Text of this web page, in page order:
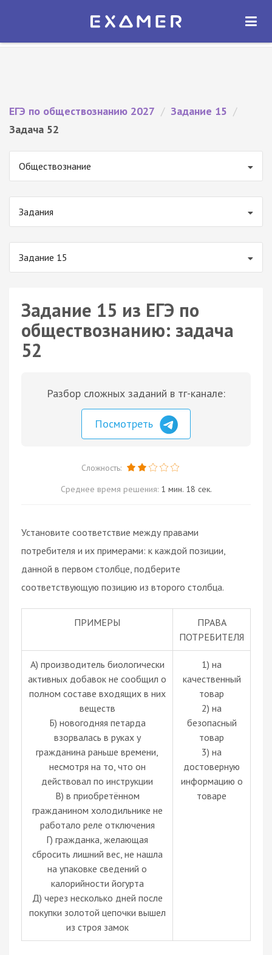
Экзамер — ЕГЭ 2027
ОТКРЫТЬ
ЕГЭ по обществознанию 2027 / Задание 15 /
Задача 52
Обществознание
Задания
Задание 15
Задание 15 из ЕГЭ по
обществознанию: задача
52
Разбор сложных заданий в тг-канале:
Посмотреть
Сложность:
Среднее время решения: 1 мин. 18 сек.
Установите соответствие между правами
потребителя и их примерами: к каждой позиции,
данной в первом столбце, подберите
соответствующую позицию из второго столбца.
ПРИМЕРЫ
ПРАВА
ПОТРЕБИТЕЛЯ
А) производитель биологически
активных добавок не сообщил о
полном составе входящих в них
веществ
Б) новогодняя петарда
взорвалась в руках у
гражданина раньше времени,
несмотря на то, что он
действовал по инструкции
B) в приобретённом
гражданином холодильнике не
работало реле отключения
Г) гражданка, желающая
сбросить лишний вес, не нашла
на упаковке сведений о
калорийности йогурта
Д) через несколько дней после
покупки золотой цепочки вышел
из строя замок
1) на
качественный
товар
2) на
безопасный
товар
3) на
достоверную
информацию о
товаре